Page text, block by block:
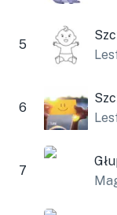
5
6
7